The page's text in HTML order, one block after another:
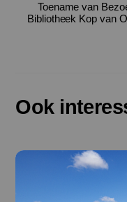
Toename van
Bibliotheek Kop van
Ook